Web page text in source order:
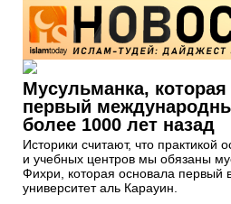
Мусульманка,
первый
более 1000 лет назад
Историки считают, что практикой
и учебных центров мы обязаны
Фихри, которая основала первый
университет аль Карауин.